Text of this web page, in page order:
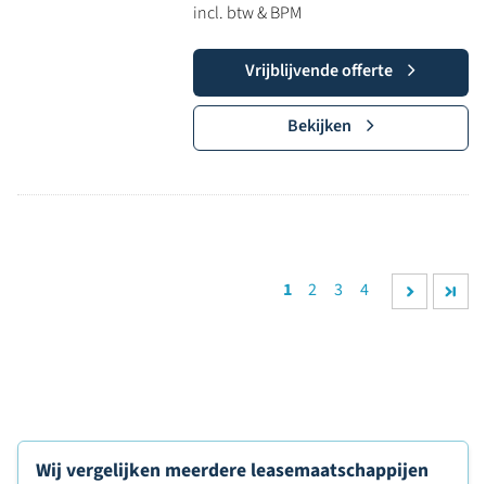
incl. btw & BPM
Vrijblijvende offerte
Bekijken
1 2 3 4
Wij vergelijken meerdere leasemaatschappijen